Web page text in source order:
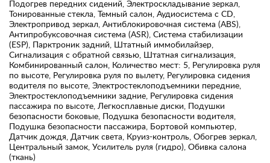
Подогрев передних сидений, Электроскладывание зеркал,
Тонированные стекла, Темный салон, Аудиосистема с CD,
Электропривод зеркал, Антиблокировочная система (ABS),
Антипробуксовочная система (ASR), Система стабилизации
(ESP), Парктроник задний, Штатный иммобилайзер,
Сигнализация с обратной связью, Штатная сигнализация,
Комбинированный салон, Количество мест: 5, Регулировка руля
по высоте, Регулировка руля по вылету, Регулировка сидения
водителя по высоте, Электростеклоподъемники передние,
Электростеклоподъемники задние, Регулировка сидения
пассажира по высоте, Легкосплавные диски, Подушки
безопасности боковые, Подушка безопасности водителя,
Подушка безопасности пассажира, Бортовой компьютер,
Датчик дождя, Датчик света, Круиз-контроль, Обогрев зеркал,
Центральный замок, Усилитель руля (гидро), Обивка салона
(ткань)